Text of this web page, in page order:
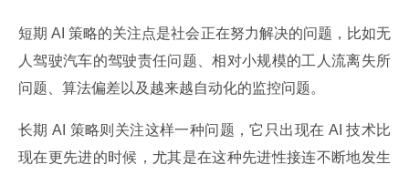
短期 AI 策略的关注点是社会正在努力解决的问题，比如无
人驾驶汽车的驾驶责任问题、相对小规模的工人流离失所
问题、算法偏差以及越来越自动化的监控问题。
长期 AI 策略则关注这样一种问题，它只出现在 AI 技术比
现在更先进的时候，尤其是在这种先进性接连不断地发生